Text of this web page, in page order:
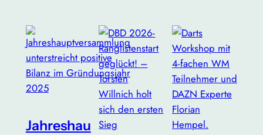
Jahreshau